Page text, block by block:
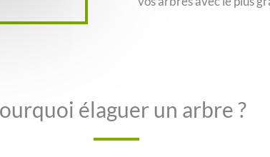
élaguer un arbre ?